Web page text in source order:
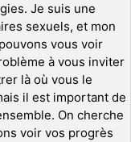
Je suis une
sexuels, et mon
vous voir
à vous inviter
là où vous le
il est important de
On cherche
voir vos progrès